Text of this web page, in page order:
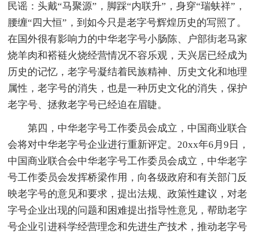
民谣：头戴“马聚源”，脚踩“内联升”，身穿“瑞蚨祥”，
腰缠“四大恒”，到如今只是老字号辉煌历史的写照了。
在国外很有影响力的中华老字号小肠陈、户部街老马家
烧羊肉和褡裢火烧经营情况不容乐观，天兴居已经成为
历史的记忆，老字号凝结着民族精神、历史文化和地理
属性，老字号的消失，也是一种历史文化的消失，保护
老字号、拯救老字号已经迫在眉睫。
第四，中华老字号工作委员会成立，中国商业联合
会将对中华老字号企业进行重新评定。20xx年6月9日，
中国商业联合会中华老字号工作委员会成立，中华老字
号工作委员会发挥桥梁作用，向各级政府和有关部门反
映老字号的意见和要求，提出法规、政策性建议，对老
字号企业出现的问题和困难提出指导性意见，帮助老字
号企业引进科学经营理念和先进生产技术，推动老字号